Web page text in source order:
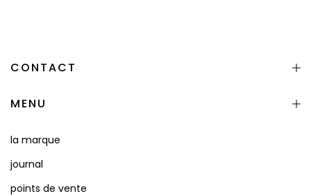
CONTACT
MENU
la marque
journal
points de vente